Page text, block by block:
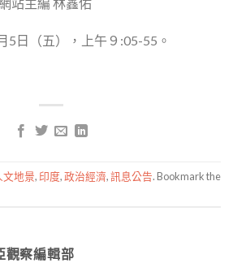
（五），上午９:05-55。
文地景, 印度,政治經濟,訊息公告. Bookmark the
觀察編輯部